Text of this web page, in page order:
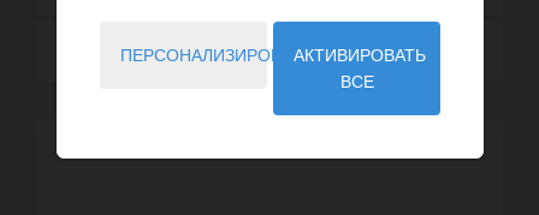
Далее
ПЕРСОНАЛИЗИРОВАТЬАКТИВИРОВАТЬ
ВСЕ